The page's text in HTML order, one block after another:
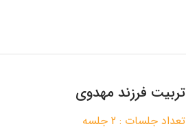
تربیت فرزند مهدوی
تعداد جلسات : 2 جلسه